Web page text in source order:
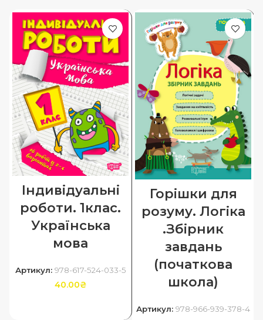
Індивідуальні
роботи. 1клас.
Українська
мова
Артикул: 978-617-524-033-5
40.00₴
Горішки для
розуму. Логіка
.Збірник
завдань
(початкова
школа)
Артикул: 978-966-939-378-4